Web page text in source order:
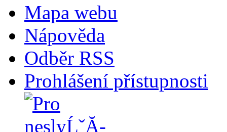
Mapa webu
Nápověda
Odběr RSS
Prohlášení přístupnosti